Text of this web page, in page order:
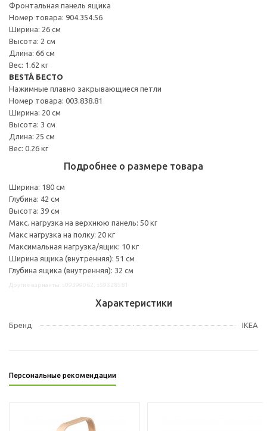
Фронтальная панель ящика
Номер товара: 904.354.56
Ширина: 26 см
Высота: 2 см
Длина: 66 см
Вес: 1.62 кг
BESTÅ БЕСТО
Нажимные плавно закрывающиеся петли
Номер товара: 003.838.81
Ширина: 20 см
Высота: 3 см
Длина: 25 см
Вес: 0.26 кг
Подробнее о размере товара
Ширина: 180 см
Глубина: 42 см
Высота: 39 см
Макс. нагрузка на верхнюю панель: 50 кг
Макс нагрузка на полку: 20 кг
Максимальная нагрузка/ящик: 10 кг
Ширина ящика (внутренняя): 51 см
Глубина ящика (внутренняя): 32 см
Характеристики
Бренд IKEA
Персональные рекомендации